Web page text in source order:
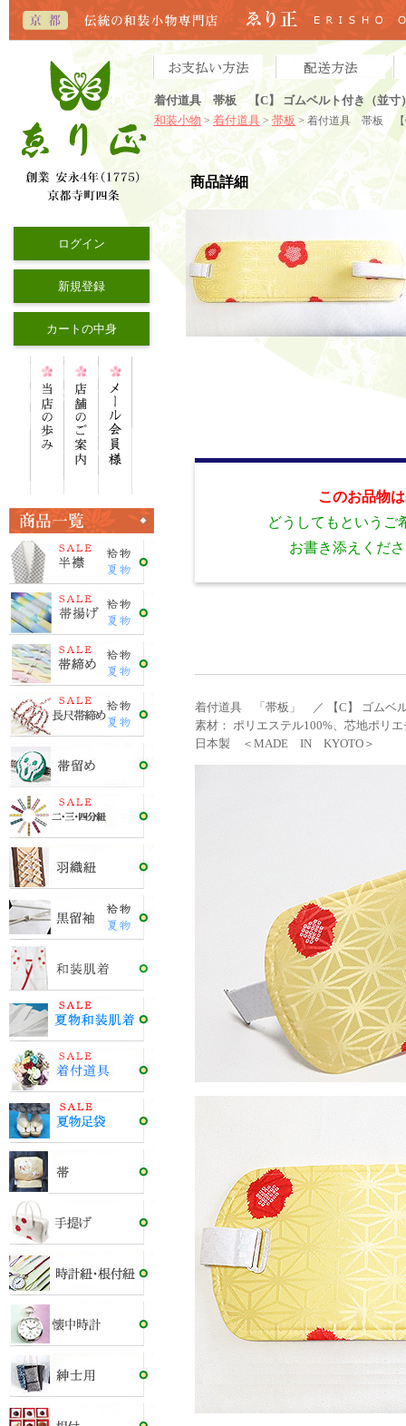
着付道具 帯板 【C】 ゴムベルト付き（並寸
和装小物 > 着付道具 > 帯板 > 着付道具 帯板 【
ログイン
新規登録
カートの中身
商品詳細
このお品物
どうしてもというご
お書き添えくだ
着付道具 「帯板」 ／ 【C】 ゴムベ
素材： ポリエステル100%、芯地ポリ
日本製 ＜MADE IN KYOTO＞